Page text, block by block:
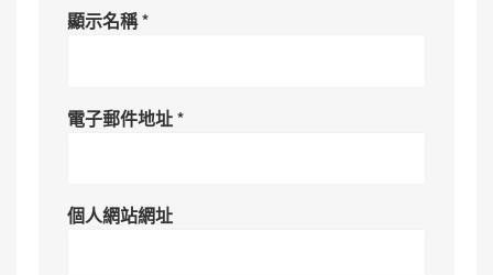
顯示名稱*
電子郵件地址*
個人網站網址